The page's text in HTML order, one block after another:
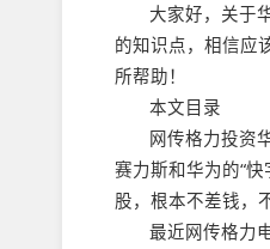
大家好，关于
的知识点，相信应
所帮助！
本文目录
网传格力投资
赛力斯和华为的“
股，根本不差钱，
最近网传格力